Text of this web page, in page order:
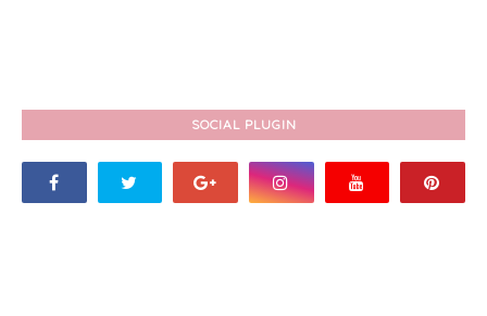
SOCIAL PLUGIN